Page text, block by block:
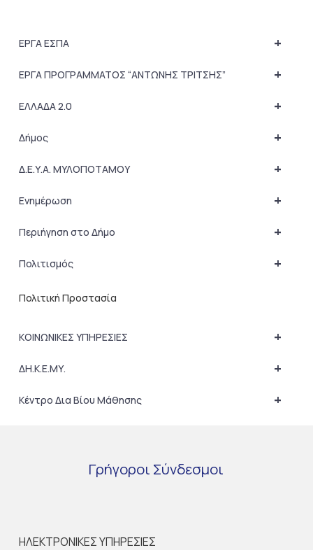
+
ΕΡΓΑ ΕΣΠΑ
+
ΕΡΓΑ ΠΡΟΓΡΑΜΜΑΤΟΣ “ΑΝΤΩΝΗΣ ΤΡΙΤΣΗΣ”
+
ΕΛΛΑΔΑ 2.0
+
Δήμος
+
Δ.Ε.Υ.Α. ΜΥΛΟΠΟΤΑΜΟΥ
+
Ενημέρωση
+
Περιήγηση στο Δήμο
+
Πολιτισμός
Πολιτική Προστασία
+
ΚΟΙΝΩΝΙΚΕΣ ΥΠΗΡΕΣΙΕΣ
+
ΔΗ.Κ.Ε.ΜΥ.
+
Κέντρο Δια Βίου Μάθησης
Γρήγοροι Σύνδεσμοι
ΗΛΕΚΤΡΟΝΙΚΕΣ ΥΠΗΡΕΣΙΕΣ